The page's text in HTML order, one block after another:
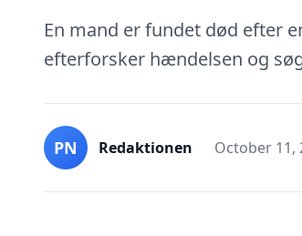
En mand er fundet død efter
efterforsker hændelsen og
PN Redaktionen October 11,